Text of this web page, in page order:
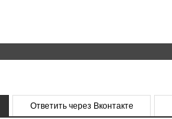
Ответить через Вконтакте